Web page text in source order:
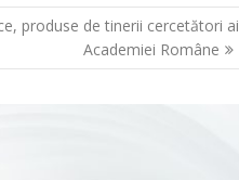
produse de tinerii cercetători ai
Academiei Române